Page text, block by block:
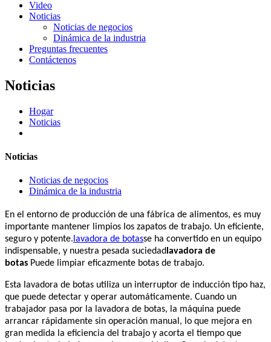
Video
Noticias
Noticias de negocios
Dinámica de la industria
Preguntas frecuentes
Contáctenos
Noticias
Hogar
Noticias
Noticias
Noticias de negocios
Dinámica de la industria
En el entorno de producción de una fábrica de alimentos, es muy
importante mantener limpios los zapatos de trabajo. Un eficiente,
seguro y potente.lavadora de botasse ha convertido en un equipo
indispensable, y nuestra pesada suciedadlavadora de
botas Puede limpiar eficazmente botas de trabajo.
Esta lavadora de botas utiliza un interruptor de inducción tipo haz,
que puede detectar y operar automáticamente. Cuando un
trabajador pasa por la lavadora de botas, la máquina puede
arrancar rápidamente sin operación manual, lo que mejora en
gran medida la eficiencia del trabajo y acorta el tiempo que